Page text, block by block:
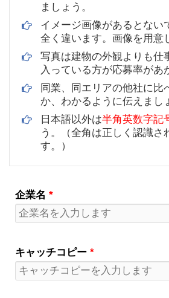
ましょう。
イメージ画像があるとない
全く違います。画像を用意
写真は建物の外観よりも仕
入っている方が応募率があ
同業、同エリアの他社に比
か、わかるように伝えまし
日本語以外は半角英数字記
う。（全角は正しく認識さ
す。）
企業名 *
キャッチコピー *